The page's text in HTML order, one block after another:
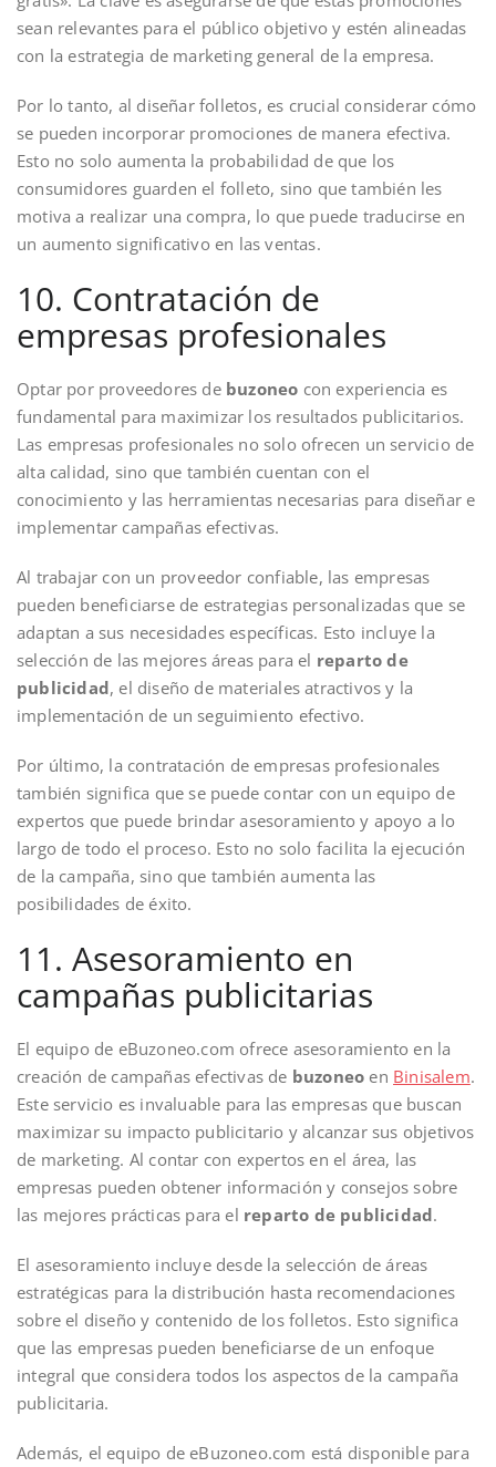
sean relevantes para el público objetivo y estén alineadas
con la estrategia de marketing general de la empresa.
Por lo tanto, al diseñar folletos, es crucial considerar cómo
se pueden incorporar promociones de manera efectiva.
Esto no solo aumenta la probabilidad de que los
consumidores guarden el folleto, sino que también les
motiva a realizar una compra, lo que puede traducirse en
un aumento significativo en las ventas.
10. Contratación de
empresas profesionales
Optar por proveedores de buzoneo con experiencia es
fundamental para maximizar los resultados publicitarios.
Las empresas profesionales no solo ofrecen un servicio de
alta calidad, sino que también cuentan con el
conocimiento y las herramientas necesarias para diseñar e
implementar campañas efectivas.
Al trabajar con un proveedor confiable, las empresas
pueden beneficiarse de estrategias personalizadas que se
adaptan a sus necesidades específicas. Esto incluye la
selección de las mejores áreas para el reparto de
publicidad, el diseño de materiales atractivos y la
implementación de un seguimiento efectivo.
Por último, la contratación de empresas profesionales
también significa que se puede contar con un equipo de
expertos que puede brindar asesoramiento y apoyo a lo
largo de todo el proceso. Esto no solo facilita la ejecución
de la campaña, sino que también aumenta las
posibilidades de éxito.
11. Asesoramiento en
campañas publicitarias
El equipo de eBuzoneo.com ofrece asesoramiento en la
creación de campañas efectivas de buzoneo en Binisalem.
Este servicio es invaluable para las empresas que buscan
maximizar su impacto publicitario y alcanzar sus objetivos
de marketing. Al contar con expertos en el área, las
empresas pueden obtener información y consejos sobre
las mejores prácticas para el reparto de publicidad.
El asesoramiento incluye desde la selección de áreas
estratégicas para la distribución hasta recomendaciones
sobre el diseño y contenido de los folletos. Esto significa
que las empresas pueden beneficiarse de un enfoque
integral que considera todos los aspectos de la campaña
publicitaria.
Además, el equipo de eBuzoneo.com está disponible para